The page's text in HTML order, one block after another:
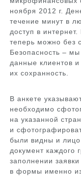
ноября 2012 г.
течение минут в
доступ в
теперь можно без
Безопасность –
данные клиентов
их сохранность.
В анкете
необходимо
на указанной
и
были видны и лицо
документ каждого
заполнении
в формы именно